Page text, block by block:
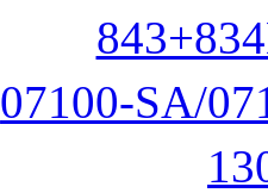
07100-SA/